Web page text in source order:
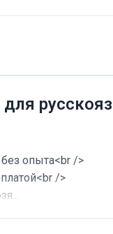
опыта<br />
/>